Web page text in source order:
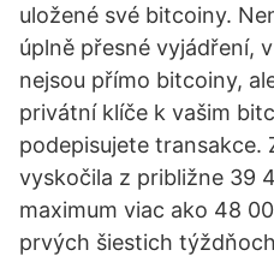
uložené své bitcoiny.
úplně přesné vyjádření,
nejsou přímo bitcoiny,
privátní klíče k vašim
podepisujete transakce.
vyskočila z približne 39
maximum viac ako 48
prvých šiestich